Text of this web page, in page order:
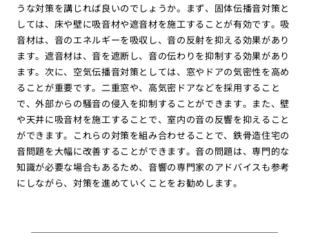
うな対策を講じれば良いのでしょうか。まず、固体伝播音対策と
しては、床や壁に吸音材や遮音材を施工することが有効です。吸
音材は、音のエネルギーを吸収し、音の反射を抑える効果があり
ます。遮音材は、音を遮断し、音の伝わりを抑制する効果があり
ます。次に、空気伝播音対策としては、窓やドアの気密性を高め
ることが重要です。二重窓や、高気密ドアなどを採用すること
で、外部からの騒音の侵入を抑制することができます。また、壁
や天井に吸音材を施工することで、室内の音の反響を抑えること
ができます。これらの対策を組み合わせることで、鉄骨造住宅の
音問題を大幅に改善することができます。音の問題は、専門的な
知識が必要な場合もあるため、音響の専門家のアドバイスも参考
にしながら、対策を進めていくことをお勧めします。